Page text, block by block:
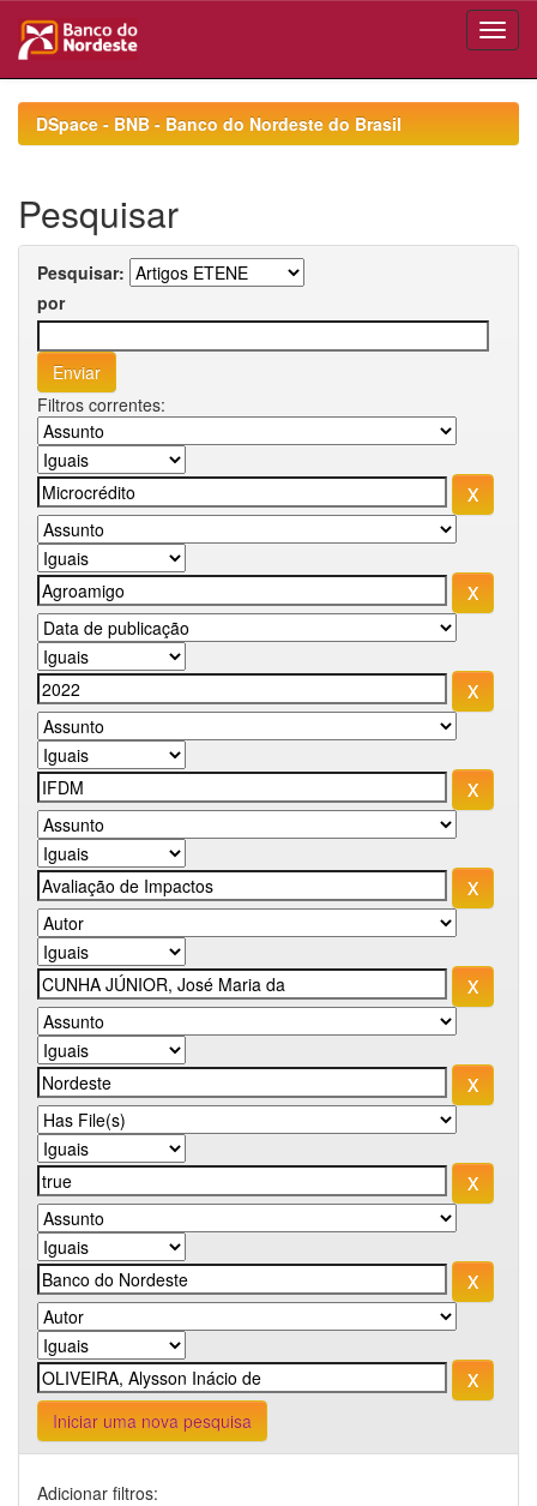
navigationDSpace - BNB - Banco do Nordeste do Brasil
Pesquisar
Pesquisar:
por
Filtros correntes:
Iniciar uma nova pesquisa
Adicionar filtros: